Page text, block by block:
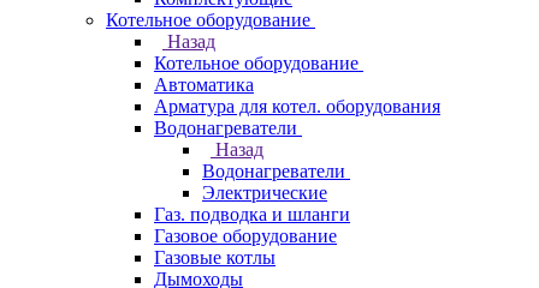
Котельное оборудование
Назад
Котельное оборудование
Автоматика
Арматура для котел. оборудования
Водонагреватели
Назад
Водонагреватели
Электрические
Газ. подводка и шланги
Газовое оборудование
Газовые котлы
Дымоходы